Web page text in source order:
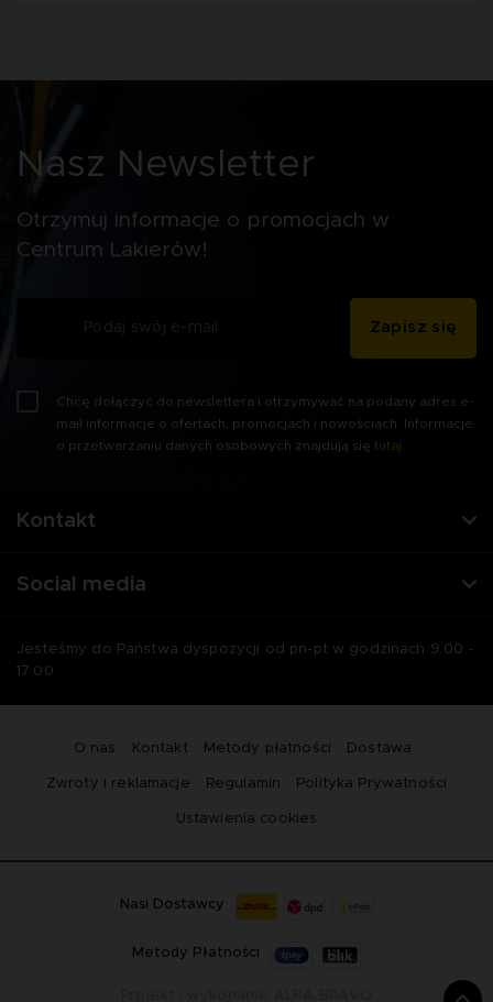
Kontakt
Social media
Jesteśmy do Państwa dyspozycji od pn-pt w godzinach 9:00 -
17:00
Nasz Newsletter
Otrzymuj informacje o promocjach w
Centrum Lakierów!
Chcę dołączyć do newslettera i otrzymywać na podany adres e-
mail informacje o ofertach, promocjach i nowościach. Informacje
o przetwarzaniu danych osobowych znajdują się tutaj
Zapisz się
O nas Kontakt Metody płatności Dostawa
Zwroty i reklamacje Regulamin Polityka Prywatności
Ustawienia cookies
Nasi Dostawcy
Metody Płatności